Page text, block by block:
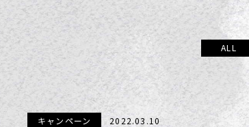
ALL
キャンペーン 2022.03.10